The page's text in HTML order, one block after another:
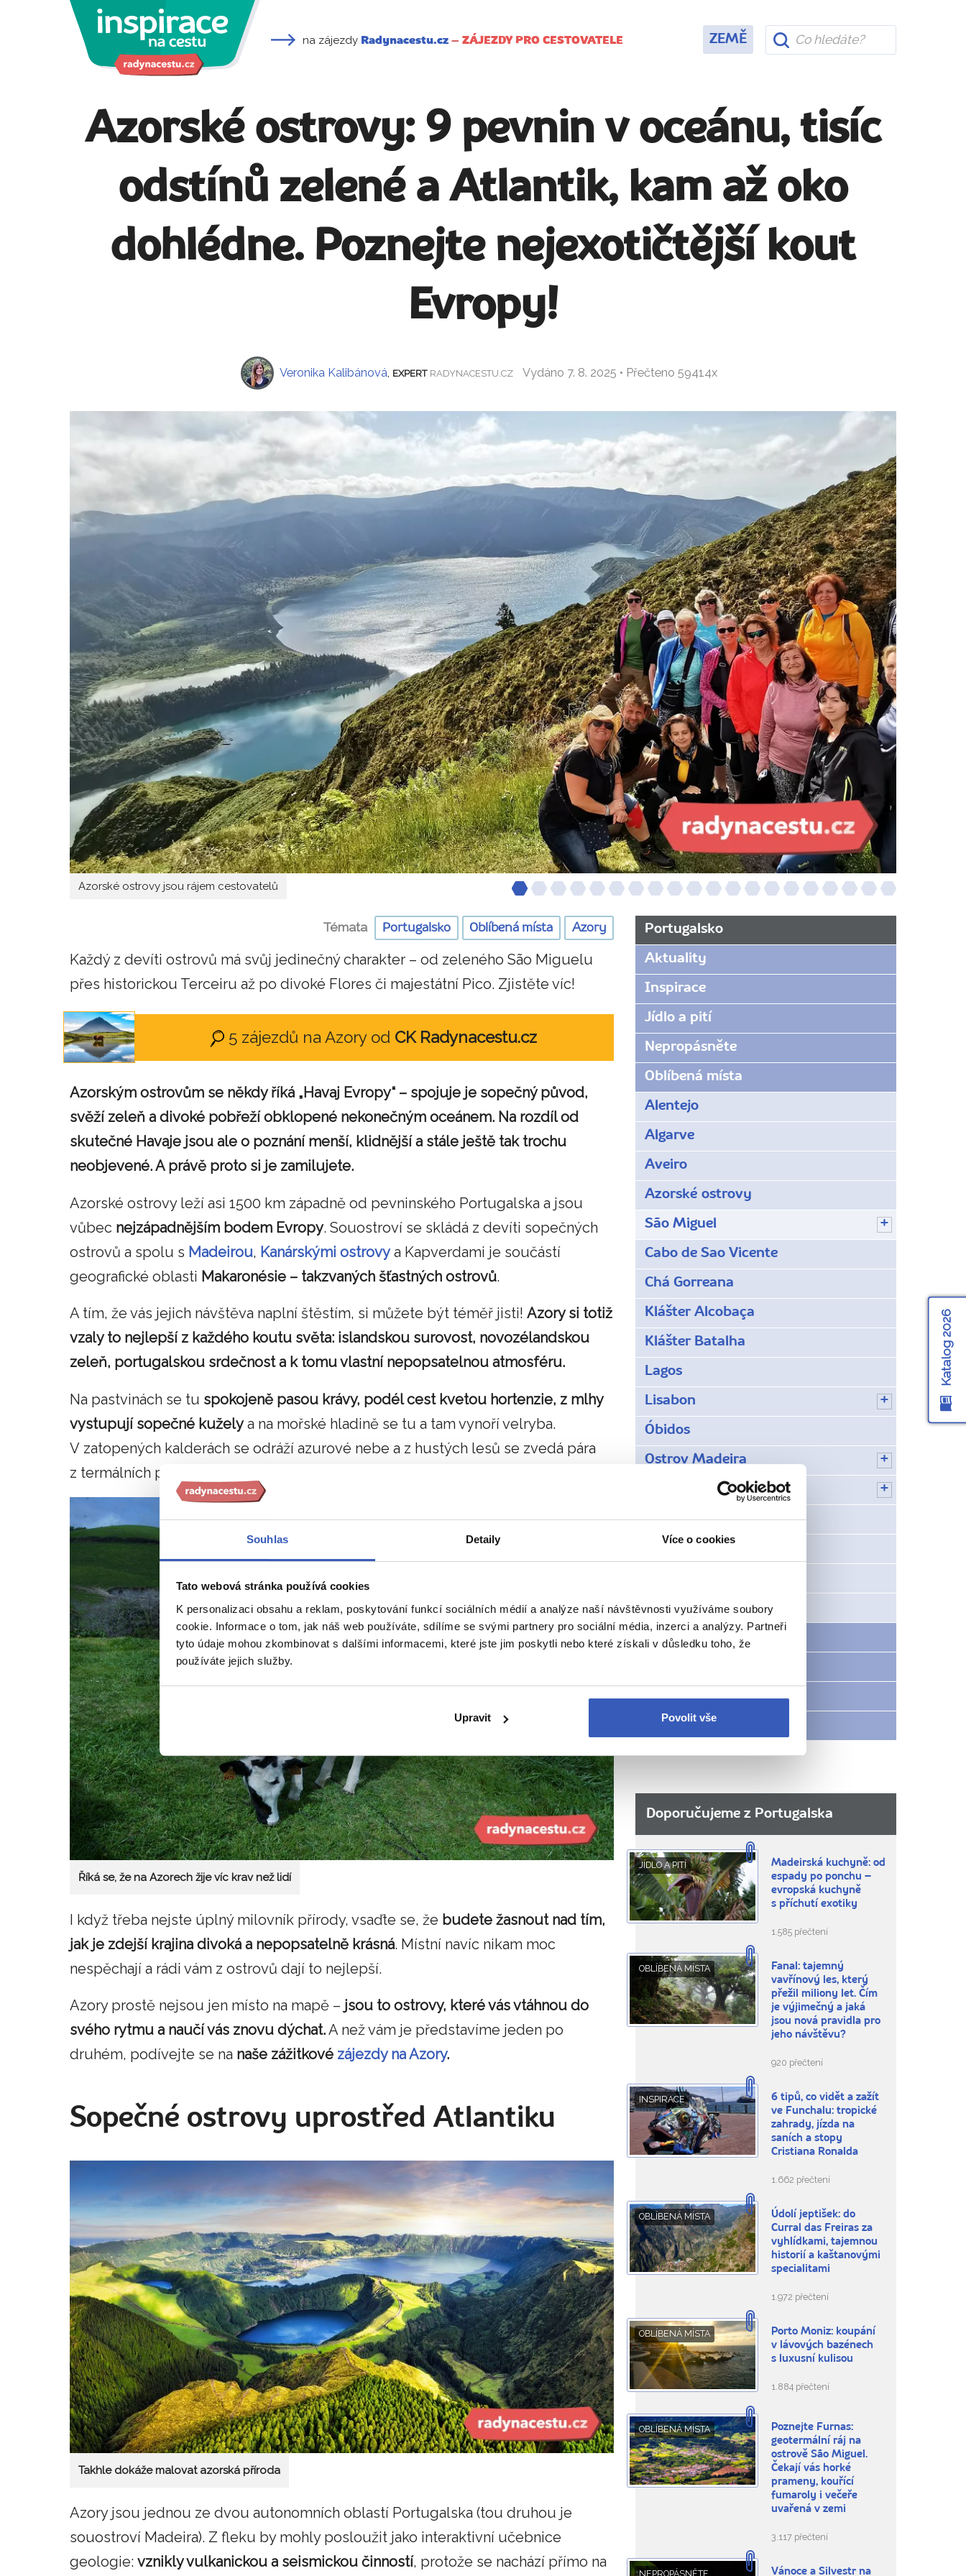
Souhlas Detaily Více o cookies
Tato webová stránka používá cookies
K personalizaci obsahu a reklam, poskytování funkcí sociálních médií a analýze naší návštěvnosti využíváme soubory
cookie. Informace o tom, jak náš web používáte, sdílíme se svými partnery pro sociální média, inzerci a analýzy. Partneři
tyto údaje mohou zkombinovat s dalšími informacemi, které jste jim poskytli nebo které získali v důsledku toho, že
používáte jejich služby.
Upravit Povolit vše
na zájezdy Radynacestu.cz – ZÁJEZDY PRO CESTOVATELE ZEMĚ
Azorské ostrovy: 9 pevnin v oceánu, tisíc
odstínů zelené a Atlantik, kam až oko
dohlédne. Poznejte nejexotičtější kout
Evropy!
Veronika Kalibánová, EXPERT RADYNACESTU.CZ Vydáno 7. 8. 2025 • Přečteno 59414x
Azorské ostrovy jsou rájem cestovatelů
Témata Portugalsko Oblíbená místa Azory
Každý z devíti ostrovů má svůj jedinečný charakter – od zeleného São Miguelu
přes historickou Terceiru až po divoké Flores či majestátní Pico. Zjistěte víc!
5 zájezdů na Azory od CK Radynacestu.cz
Azorským ostrovům se někdy říká „Havaj Evropy“ – spojuje je sopečný původ,
svěží zeleň a divoké pobřeží obklopené nekonečným oceánem. Na rozdíl od
skutečné Havaje jsou ale o poznání menší, klidnější a stále ještě tak trochu
neobjevené. A právě proto si je zamilujete.
Azorské ostrovy leží asi 1500 km západně od pevninského Portugalska a jsou
vůbec nejzápadnějším bodem Evropy. Souostroví se skládá z devíti sopečných
ostrovů a spolu s Madeirou, Kanárskými ostrovya Kapverdami je součástí
geografické oblasti Makaronésie – takzvaných šťastných ostrovů.
A tím, že vás jejich návštěva naplní štěstím, si můžete být téměř jisti! Azory si totiž
vzaly to nejlepší z každého koutu světa: islandskou surovost, novozélandskou
zeleň, portugalskou srdečnost a k tomu vlastní nepopsatelnou atmosféru.
Na pastvinách se tu spokojeně pasou krávy, podél cest kvetou hortenzie, z mlhy
vystupují sopečné kuželya na mořské hladině se tu a tam vynoří velryba.
V zatopených kalderách se odráží azurové nebe a z hustých lesů se zvedá pára
z termálních pramenů.
Říká se, že na Azorech žije víc krav než lidí
I když třeba nejste úplný milovník přírody, vsaďte se, že budete žasnout nad tím,
jak je zdejší krajina divoká a nepopsatelně krásná. Místní navíc nikam moc
nespěchají a rádi vám z ostrovů dají to nejlepší.
Azory prostě nejsou jen místo na mapě – jsou to ostrovy, které vás vtáhnou do
svého rytmu a naučí vás znovu dýchat.A než vám je představíme jeden po
druhém, podívejte se na naše zážitkové zájezdy na Azory.
Sopečné ostrovy uprostřed Atlantiku
Takhle dokáže malovat azorská příroda
Azory jsou jednou ze dvou autonomních oblastí Portugalska (tou druhou je
souostroví Madeira). Z fleku by mohly posloužit jako interaktivní učebnice
geologie: vznikly vulkanickou a seismickou činností, protože se nachází přímo na
Portugalsko
Aktuality
Inspirace
Jídlo a pití
Nepropásněte
Oblíbená místa
Alentejo
Algarve
Aveiro
Azorské ostrovy
São Miguel
Cabo de Sao Vicente
Chá Gorreana
Klášter Alcobaça
Klášter Batalha
Lagos
Lisabon
Óbidos
Ostrov Madeira
Porto Santo
Sintra
Počasí v Lisabonu
Radynacestu.tv
Víte, že...
Doporučujeme z Portugalska
JÍDLO A PITÍ
Madeirská kuchyně: od
espady po ponchu –
evropská kuchyně
s příchutí exotiky
1.585 přečtení
OBLÍBENÁ MÍSTA
Fanal: tajemný
vavřínový les, který
přežil miliony let. Čím
je výjimečný a jaká
jsou nová pravidla pro
jeho návštěvu?
920 přečtení
INSPIRACE
6 tipů, co vidět a zažít
ve Funchalu: tropické
zahrady, jízda na
saních a stopy
Cristiana Ronalda
1.662 přečtení
OBLÍBENÁ MÍSTA
Údolí jeptišek: do
Curral das Freiras za
vyhlídkami, tajemnou
historií a kaštanovými
specialitami
1.972 přečtení
OBLÍBENÁ MÍSTA
Porto Moniz: koupání
v lávových bazénech
s luxusní kulisou
1.884 přečtení
OBLÍBENÁ MÍSTA
Poznejte Furnas:
geotermální ráj na
ostrově São Miguel.
Čekají vás horké
prameny, kouřící
fumaroly i večeře
uvařená v zemi
3.117 přečtení
NEPROPÁSNĚTE Vánoce a Silvestr na
Katalog 2026